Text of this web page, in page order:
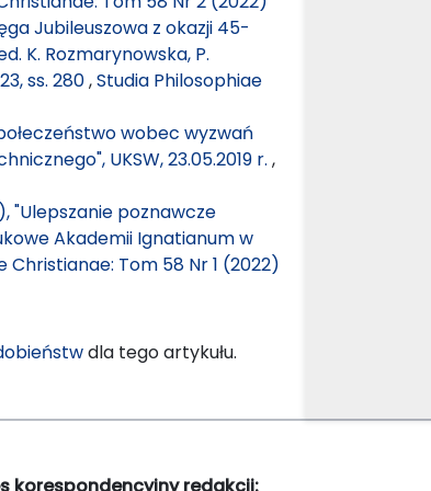
Jubileuszowa z okazji 45-
K. Rozmarynowska, P.
ss. 280,Studia Philosophiae
wobec wyzwań
UKSW, 23.05.2019 r. ,
"Ulepszanie poznawcze
Akademii Ignatianum w
Christianae: Tom 58 Nr 1 (2022)
dla tego artykułu.